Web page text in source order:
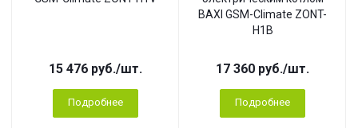
15 476 руб./шт.
Подробнее
BAXI GSM-Climate ZONT-
H1B
17 360 руб./шт.
Подробнее